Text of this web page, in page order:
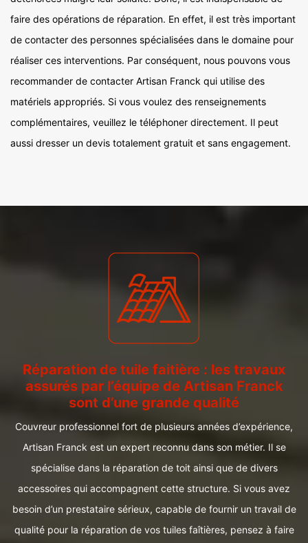
faire des opérations de réparation. En effet, il est très important
de contacter des personnes spécialisées dans le domaine pour
réaliser ces interventions. Par conséquent, nous pouvons vous
recommander de contacter Artisan Franck qui utilise des
matériels appropriés. Si vous voulez des renseignements
complémentaires, veuillez le téléphoner directement. Il peut
aussi dresser un devis totalement gratuit et sans engagement.
Réparation de tuile faitière : les travaux
assurés par l’équipe de Artisan Franck
sont d’une grande qualité
Couvreur professionnel fort de plusieurs années d’expérience,
Artisan Franck est un expert reconnu dans son métier. Il se
spécialise dans la réparation de toit ainsi que de divers
accessoires qui accompagnent cette structure. Si vous avez
besoin d’un prestataire sérieux, capable de fournir un travail de
qualité pour la réparation de vos tuiles faîtières, pensez à faire